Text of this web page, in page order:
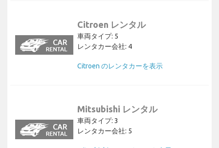
Citroen レンタル
車両タイプ: 5
レンタカー会社: 4
Citroen のレンタカーを表示
Mitsubishi レンタル
車両タイプ: 3
レンタカー会社: 5